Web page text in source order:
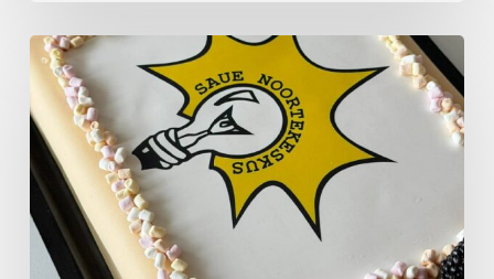
Aprillikuu
vaheaeg
noortekas